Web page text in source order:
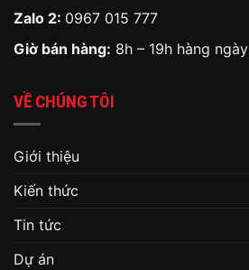
Zalo 2: 0967 015 777
Giờ bán hàng: 8h – 19h hàng ngày
VỀ CHÚNG TÔI
Giới thiệu
Kiến thức
Tin tức
Dự án